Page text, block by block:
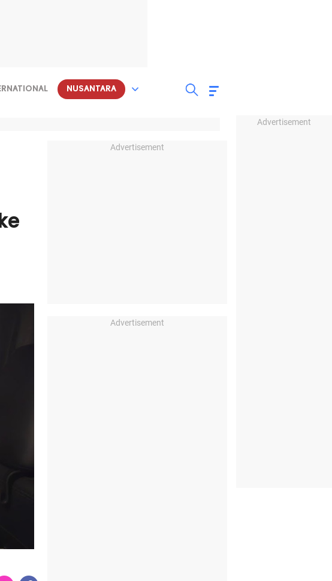
Advertisement
NUSANTARA
Advertisement
Advertisement